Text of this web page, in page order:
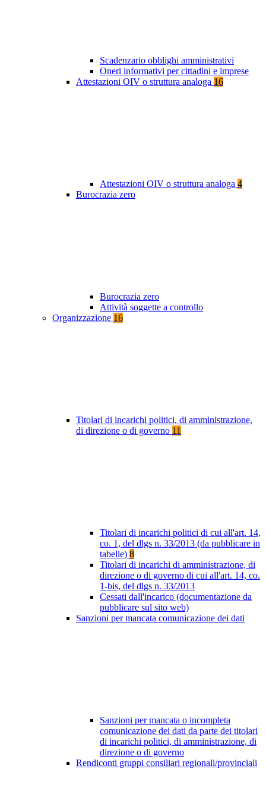
Scadenzario obblighi amministrativi
Oneri informativi per cittadini e imprese
Attestazioni OIV o struttura analoga 16
Attestazioni OIV o struttura analoga 4
Burocrazia zero
Burocrazia zero
Attività soggette a controllo
Organizzazione 16
Titolari di incarichi politici, di amministrazione,
di direzione o di governo 11
Titolari di incarichi politici di cui all'art. 14,
co. 1, del dlgs n. 33/2013 (da pubblicare in
tabelle) 8
Titolari di incarichi di amministrazione, di
direzione o di governo di cui all'art. 14, co.
1-bis, del dlgs n. 33/2013
Cessati dall'incarico (documentazione da
pubblicare sul sito web)
Sanzioni per mancata comunicazione dei dati
Sanzioni per mancata o incompleta
comunicazione dei dati da parte dei titolari
di incarichi politici, di amministrazione, di
direzione o di governo
Rendiconti gruppi consiliari regionali/provinciali